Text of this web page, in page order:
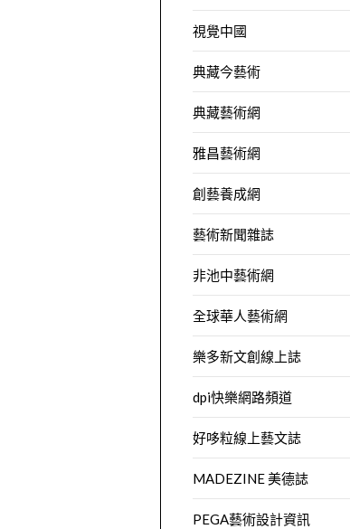
視覺中國
典藏今藝術
典藏藝術網
雅昌藝術網
創藝養成網
藝術新聞雜誌
非池中藝術網
全球華人藝術網
樂多新文創線上誌
dpi快樂網路頻道
好哆粒線上藝文誌
MADEZINE 美德誌
PEGA藝術設計資訊